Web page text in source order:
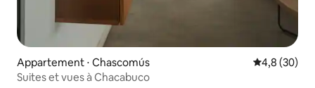
Appartement ⋅ Chascomús Évaluation
4,8 (30)
Suites et vues à Chacabuco